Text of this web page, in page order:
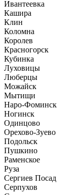
Ивантеевка
Кашира
Клин
Коломна
Королев
Красногорск
Кубинка
Луховицы
Люберцы
Можайск
Мытищи
Наро-Фоминск
Ногинск
Одинцово
Орехово-Зуево
Подольск
Пушкино
Раменское
Руза
Сергиев Посад
Серпухов